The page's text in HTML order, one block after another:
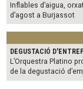
Inflables d’aigua,
d’agost a Burjassot
DEGUSTACIÓ
L’Orquestra Platino
de la degustació